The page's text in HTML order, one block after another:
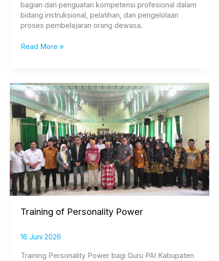
bagian dari penguatan kompetensi profesional dalam
bidang instruksional, pelatihan, dan pengelolaan
proses pembelajaran orang dewasa.
Read More »
Training of Personality Power
16 Juni 2026
Training Personality Power bagi Guru PAI Kabupaten
Training
of
Personality
Power